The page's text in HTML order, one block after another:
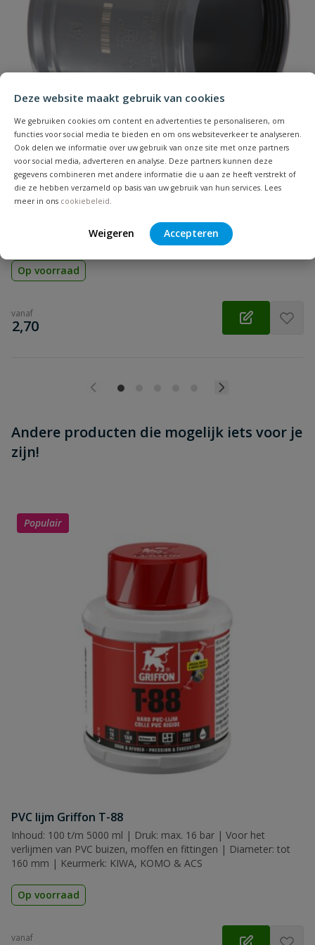
Deze website maakt gebruik van cookies
We gebruiken cookies om content en advertenties te personaliseren, om
functies voor social media te bieden en om ons websiteverkeer te analyseren.
Ook delen we informatie over uw gebruik van onze site met onze partners
voor social media, adverteren en analyse. Deze partners kunnen deze
gegevens combineren met andere informatie die u aan ze heeft verstrekt of
die ze hebben verzameld op basis van uw gebruik van hun services. Lees
meer in ons cookiebeleid
Weigeren Accepteren
Samenvatting
Beoordeling versturen
PVC overschuifmof
manchet | Kleur: grijs | KOMO
Op voorraad
vanaf
€
2,70
Andere producten die mogelijk iets voor je
zijn!
Populair
PVC lijm Griffon T-88
Inhoud: 100 t/m 5000 ml | Druk: max. 16 bar | Voor het
verlijmen van PVC buizen, moffen en fittingen | Diameter: tot
160 mm | Keurmerk: KIWA, KOMO & ACS
Op voorraad
vanaf